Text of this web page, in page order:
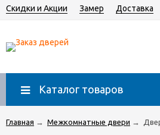
Скидки и Акции Замер Доставка
Каталог товаров
Главная → Межкомнатные двери →